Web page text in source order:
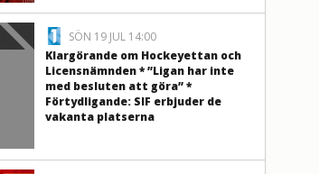
SÖN 19 JUL 14:00
Klargörande om Hockeyettan och
Licensnämnden * ”Ligan har inte
med besluten att göra” *
Förtydligande: SIF erbjuder de
vakanta platserna